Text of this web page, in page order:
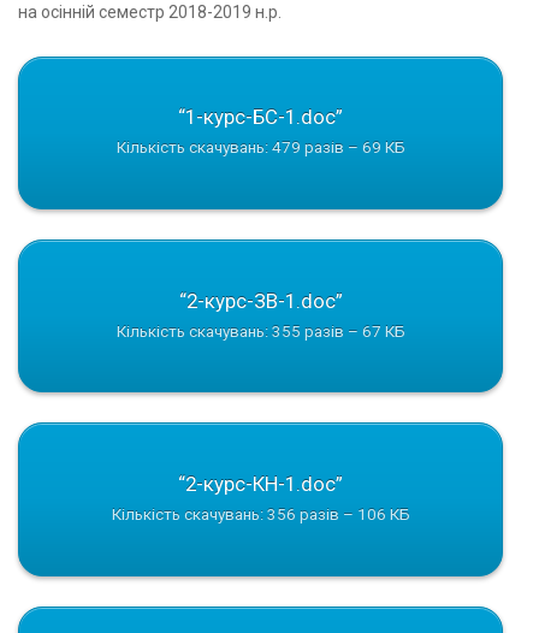
на осінній семестр 2018-2019 н.р.
“1-курс-БС-1.doc”
Кількість скачувань: 479 разів – 69 КБ
“2-курс-ЗВ-1.doc”
Кількість скачувань: 355 разів – 67 КБ
“2-курс-КН-1.doc”
Кількість скачувань: 356 разів – 106 КБ